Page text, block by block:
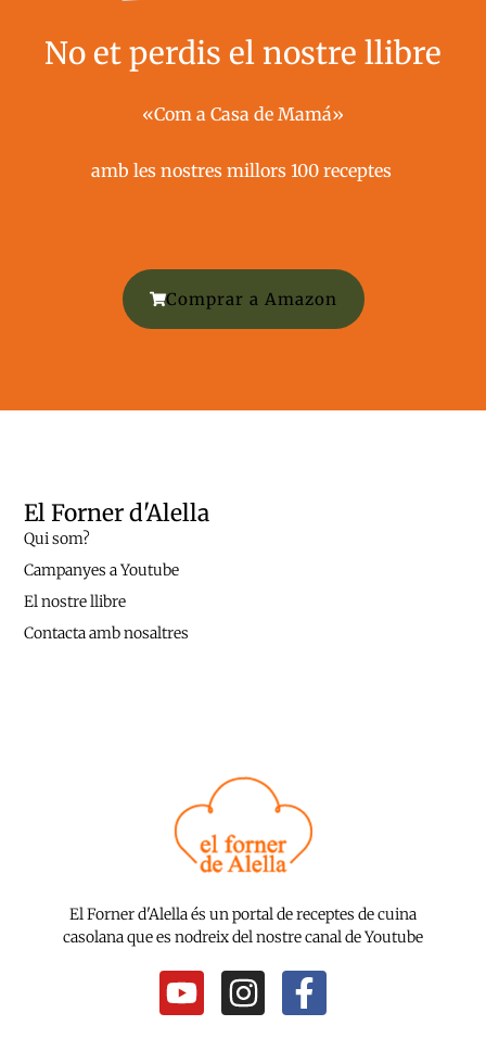
No et perdis el nostre llibre
«Com a Casa de Mamá»
amb les nostres millors 100 receptes ​
Comprar a Amazon
El Forner d'Alella és un portal de receptes de cuina
casolana que es nodreix del nostre canal de Youtube
Y
o
I
n
F
a
El Forner d'Alella
Qui som?
Campanyes a Youtube
El nostre llibre
Contacta amb nosaltres